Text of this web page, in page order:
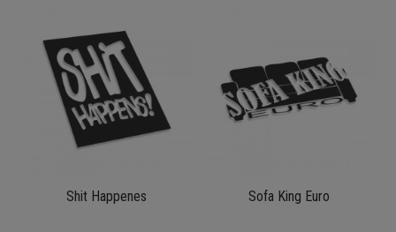
Shit Happenes Sofa King Euro